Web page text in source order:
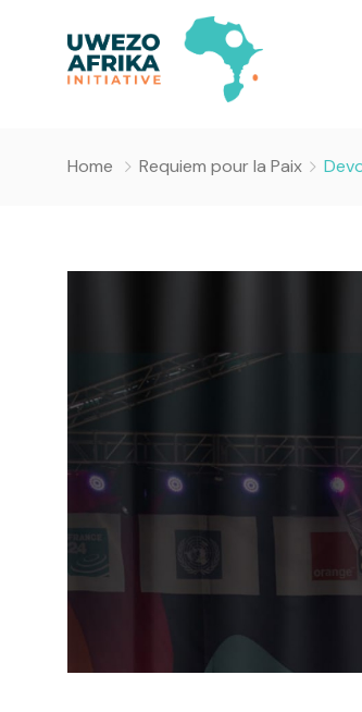
Home Requiem pour la Paix